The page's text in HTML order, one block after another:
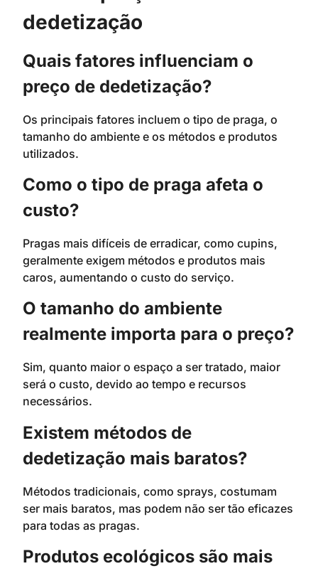
dedetização
Quais fatores influenciam o
preço de dedetização?
Os principais fatores incluem o tipo de praga, o
tamanho do ambiente e os métodos e produtos
utilizados.
Como o tipo de praga afeta o
custo?
Pragas mais difíceis de erradicar, como cupins,
geralmente exigem métodos e produtos mais
caros, aumentando o custo do serviço.
O tamanho do ambiente
realmente importa para o preço?
Sim, quanto maior o espaço a ser tratado, maior
será o custo, devido ao tempo e recursos
necessários.
Existem métodos de
dedetização mais baratos?
Métodos tradicionais, como sprays, costumam
ser mais baratos, mas podem não ser tão eficazes
para todas as pragas.
Produtos ecológicos são mais